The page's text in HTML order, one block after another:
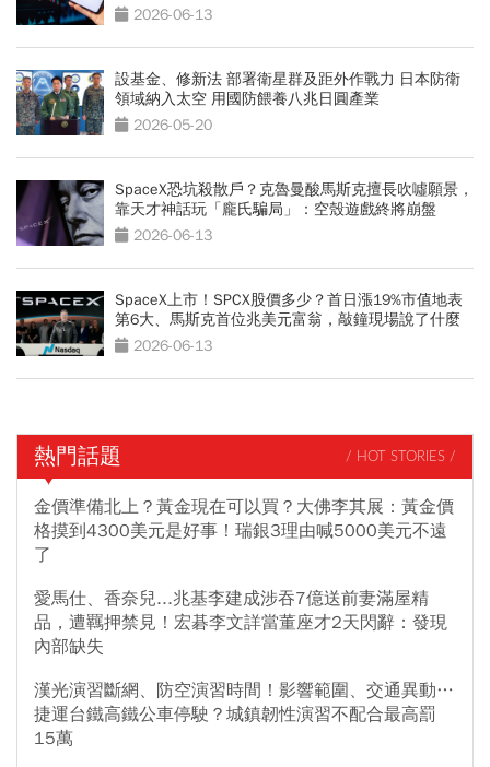
2026-06-13
設基金、修新法 部署衛星群及距外作戰力 日本防衛
領域納入太空 用國防餵養八兆日圓產業
2026-05-20
SpaceX恐坑殺散戶？克魯曼酸馬斯克擅長吹噓願景，
靠天才神話玩「龐氏騙局」：空殼遊戲終將崩盤
2026-06-13
SpaceX上市！SPCX股價多少？首日漲19%市值地表
第6大、馬斯克首位兆美元富翁，敲鐘現場說了什麼
2026-06-13
熱門話題 / HOT STORIES /
金價準備北上？黃金現在可以買？大佛李其展：黃金價
格摸到4300美元是好事！瑞銀3理由喊5000美元不遠
了
愛馬仕、香奈兒...兆基李建成涉吞7億送前妻滿屋精
品，遭羈押禁見！宏碁李文詳當董座才2天閃辭：發現
內部缺失
漢光演習斷網、防空演習時間！影響範圍、交通異動…
捷運台鐵高鐵公車停駛？城鎮韌性演習不配合最高罰
15萬